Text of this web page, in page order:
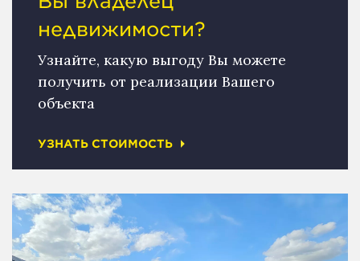
недвижимости?
Узнайте, какую выгоду Вы можете
получить от реализации Вашего
объекта
УЗНАТЬ СТОИМОСТЬ